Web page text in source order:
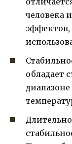
человека
эффектов,
обладает